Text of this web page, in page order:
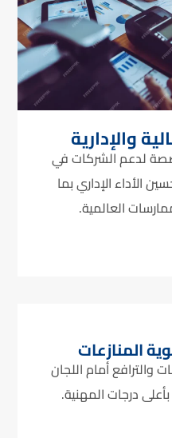
والإدارية
لدعم الشركات في
الأداء الإداري بما
العالمية.
المنازعات
والترافع أمام اللجان
درجات المهنية.